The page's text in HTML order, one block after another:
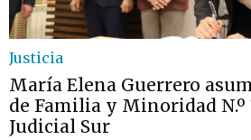
Justicia
María Elena Guerrero
de Familia y Minoridad
Judicial Sur